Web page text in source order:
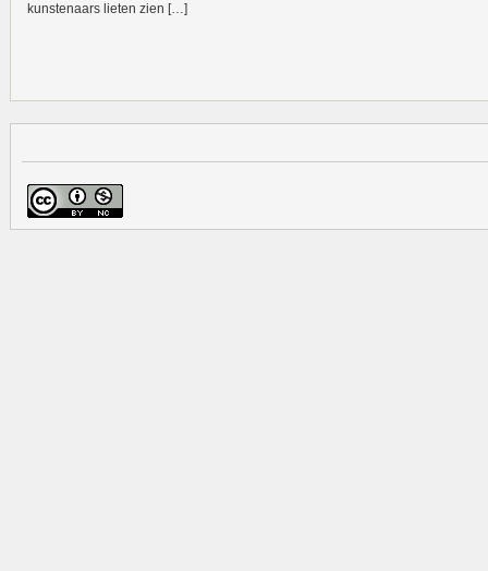
kunstenaars lieten zien […]